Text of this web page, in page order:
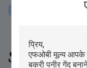
Similar